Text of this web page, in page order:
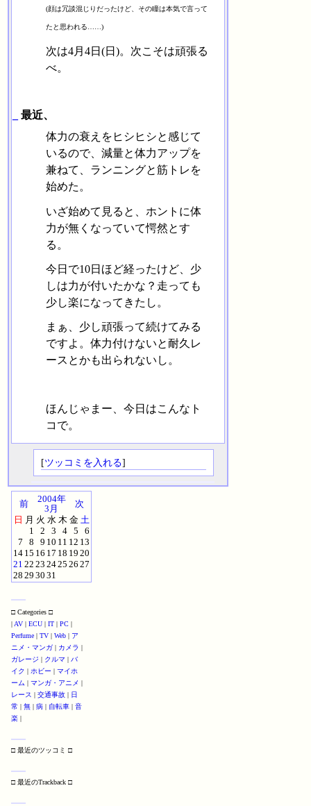
(顔は冗談混じりだったけど、その瞳は本気で言って
たと思われる……)
次は4月4日(日)。次こそは頑張る
べ。
最近、
体力の衰えをヒシヒシと感じて
いるので、減量と体力アップを
兼ねて、ランニングと筋トレを
始めた。
いざ始めて見ると、ホントに体
力が無くなっていて愕然とす
る。
今日で10日ほど経ったけど、少
しは力が付いたかな？走っても
少し楽になってきたし。
まぁ、少し頑張って続けてみる
ですよ。体力付けないと耐久レ
ースとかも出られないし。
ほんじゃまー、今日はこんなト
コで。
[ツッコミを入れる]
前
2004年
3月
次
日 月 火 水 木 金 土
1
2 3 4 5
6
7
8 9 10 11 12 13
14 15 16 17 18 19 20
21 22 23 2425 26 27
28 29 30 31
□ Categories □
| AV | ECU | IT | PC |
Perfume | TV | Web | ア
ニメ・マンガ | カメラ |
ガレージ | クルマ | バ
イク | ホビー | マイホ
ーム | マンガ・アニメ |
レース | 交通事故 | 日
常 | 無 | 病 | 自転車 | 音
楽 |
□ 最近のツッコミ □
□ 最近のTrackback □